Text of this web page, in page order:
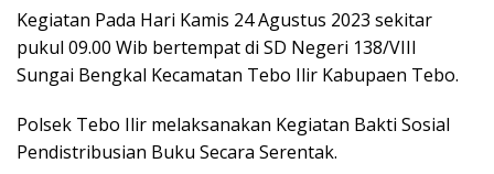
Kegiatan Pada Hari Kamis 24 Agustus 2023 sekitar
pukul 09.00 Wib bertempat di SD Negeri 138/VIII
Sungai Bengkal Kecamatan Tebo Ilir Kabupaen Tebo.
Polsek Tebo Ilir melaksanakan Kegiatan Bakti Sosial
Pendistribusian Buku Secara Serentak.